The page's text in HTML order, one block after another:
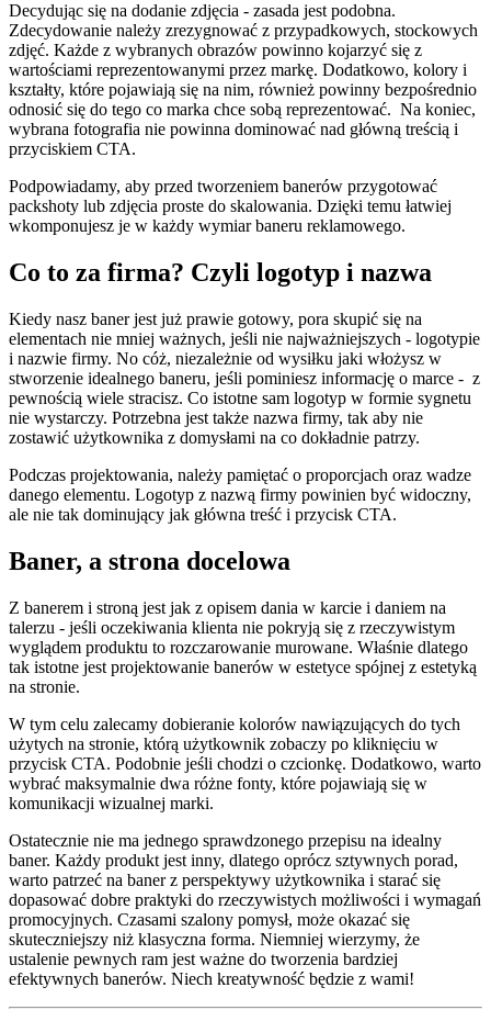
Decydując się na dodanie zdjęcia - zasada jest podobna.
Zdecydowanie należy zrezygnować z przypadkowych, stockowych
zdjęć. Każde z wybranych obrazów powinno kojarzyć się z
wartościami reprezentowanymi przez markę. Dodatkowo, kolory i
kształty, które pojawiają się na nim, również powinny bezpośrednio
odnosić się do tego co marka chce sobą reprezentować. Na koniec,
wybrana fotografia nie powinna dominować nad główną treścią i
przyciskiem CTA.
Podpowiadamy, aby przed tworzeniem banerów przygotować
packshoty lub zdjęcia proste do skalowania. Dzięki temu łatwiej
wkomponujesz je w każdy wymiar baneru reklamowego.
Co to za firma? Czyli logotyp i nazwa
Kiedy nasz baner jest już prawie gotowy, pora skupić się na
elementach nie mniej ważnych, jeśli nie najważniejszych - logotypie
i nazwie firmy. No cóż, niezależnie od wysiłku jaki włożysz w
stworzenie idealnego baneru, jeśli pominiesz informację o marce - z
pewnością wiele stracisz. Co istotne sam logotyp w formie sygnetu
nie wystarczy. Potrzebna jest także nazwa firmy, tak aby nie
zostawić użytkownika z domysłami na co dokładnie patrzy.
Podczas projektowania, należy pamiętać o proporcjach oraz wadze
danego elementu. Logotyp z nazwą firmy powinien być widoczny,
ale nie tak dominujący jak główna treść i przycisk CTA.
Baner, a strona docelowa
Z banerem i stroną jest jak z opisem dania w karcie i daniem na
talerzu - jeśli oczekiwania klienta nie pokryją się z rzeczywistym
wyglądem produktu to rozczarowanie murowane. Właśnie dlatego
tak istotne jest projektowanie banerów w estetyce spójnej z estetyką
na stronie.
W tym celu zalecamy dobieranie kolorów nawiązujących do tych
użytych na stronie, którą użytkownik zobaczy po kliknięciu w
przycisk CTA. Podobnie jeśli chodzi o czcionkę. Dodatkowo, warto
wybrać maksymalnie dwa różne fonty, które pojawiają się w
komunikacji wizualnej marki.
Ostatecznie nie ma jednego sprawdzonego przepisu na idealny
baner. Każdy produkt jest inny, dlatego oprócz sztywnych porad,
warto patrzeć na baner z perspektywy użytkownika i starać się
dopasować dobre praktyki do rzeczywistych możliwości i wymagań
promocyjnych. Czasami szalony pomysł, może okazać się
skuteczniejszy niż klasyczna forma. Niemniej wierzymy, że
ustalenie pewnych ram jest ważne do tworzenia bardziej
efektywnych banerów. Niech kreatywność będzie z wami!